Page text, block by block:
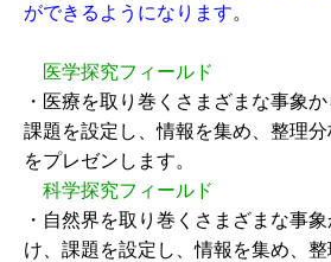
ができるようになります。
医学探究フィールド
・医療を取り巻くさまざまな事象か
課題を設定し、情報を集め、整理
をプレゼンします。
科学探究フィールド
・自然界を取り巻くさまざまな事
け、課題を設定し、情報を集め、